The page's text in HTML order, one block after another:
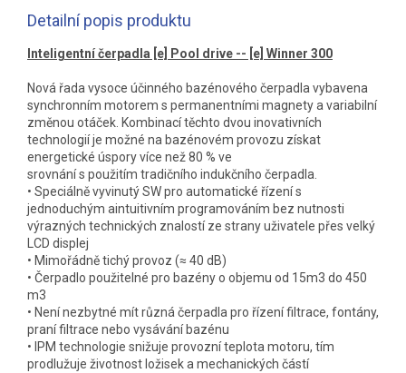
Detailní popis produktu
Inteligentní čerpadla [e] Pool drive -- [e] Winner 300
Nová řada vysoce účinného bazénového čerpadla vybavena
synchronním motorem s permanentními magnety a variabilní
změnou otáček. Kombinací těchto dvou inovativních
technologií je možné na bazénovém provozu získat
energetické úspory více než 80 % ve
srovnání s použitím tradičního indukčního čerpadla.
• Speciálně vyvinutý SW pro automatické řízení s
jednoduchým aintuitivním programováním bez nutnosti
výrazných technických znalostí ze strany uživatele přes velký
LCD displej
• Mimořádně tichý provoz (≈ 40 dB)
• Čerpadlo použitelné pro bazény o objemu od 15m3 do 450
m3
• Není nezbytné mít různá čerpadla pro řízení filtrace, fontány,
praní filtrace nebo vysávání bazénu
• IPM technologie snižuje provozní teplota motoru, tím
prodlužuje životnost ložisek a mechanických částí